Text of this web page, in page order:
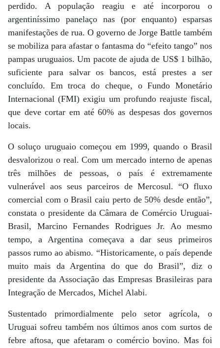
perdido. A população reagiu e até incorporou o
argentiníssimo panelaço nas (por enquanto) esparsas
manifestações de rua. O governo de Jorge Battle também
se mobiliza para afastar o fantasma do “efeito tango” nos
pampas uruguaios. Um pacote de ajuda de US$ 1 bilhão,
suficiente para salvar os bancos, está prestes a ser
concluído. Em troca do cheque, o Fundo Monetário
Internacional (FMI) exigiu um profundo reajuste fiscal,
que deve cortar em até 60% as despesas dos governos
locais.
O soluço uruguaio começou em 1999, quando o Brasil
desvalorizou o real. Com um mercado interno de apenas
três milhões de pessoas, o país é extremamente
vulnerável aos seus parceiros de Mercosul. “O fluxo
comercial com o Brasil caiu perto de 50% desde então”,
constata o presidente da Câmara de Comércio Uruguai-
Brasil, Marcino Fernandes Rodrigues Jr. Ao mesmo
tempo, a Argentina começava a dar seus primeiros
passos rumo ao abismo. “Historicamente, o país depende
muito mais da Argentina do que do Brasil”, diz o
presidente da Associação das Empresas Brasileiras para
Integração de Mercados, Michel Alabi.
Sustentado primordialmente pelo setor agrícola, o
Uruguai sofreu também nos últimos anos com surtos de
febre aftosa, que afetaram o comércio bovino. Mas foi